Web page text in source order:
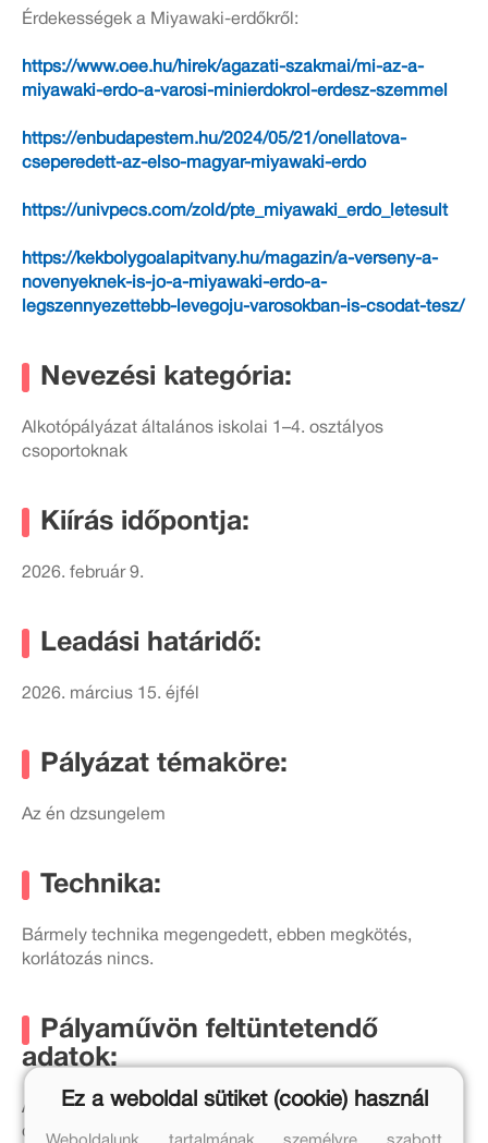
Érdekességek a Miyawaki-erdőkről:
https://www.oee.hu/hirek/agazati-szakmai/mi-az-a-
miyawaki-erdo-a-varosi-minierdokrol-erdesz-szemmel
https://enbudapestem.hu/2024/05/21/onellatova-
cseperedett-az-elso-magyar-miyawaki-erdo
https://univpecs.com/zold/pte_miyawaki_erdo_letesult
https://kekbolygoalapitvany.hu/magazin/a-verseny-a-
novenyeknek-is-jo-a-miyawaki-erdo-a-
legszennyezettebb-levegoju-varosokban-is-csodat-tesz/
Nevezési kategória:
Alkotópályázat általános iskolai 1–4. osztályos
csoportoknak
Kiírás időpontja:
2026. február 9.
Leadási határidő:
2026. március 15. éjfél
Pályázat témaköre:
Az én dzsungelem
Technika:
Bármely technika megengedett, ebben megkötés,
korlátozás nincs.
Pályaművön feltüntetendő
adatok:
Az intézmény neve, a gyerekek osztálya, az intézmény
címe, a pedagógus e-mail-címe és telefonszáma.
Ez a weboldal sütiket (cookie) használ